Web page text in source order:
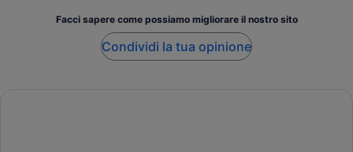
Facci sapere come possiamo migliorare il nostro sito
Condividi la tua opinione